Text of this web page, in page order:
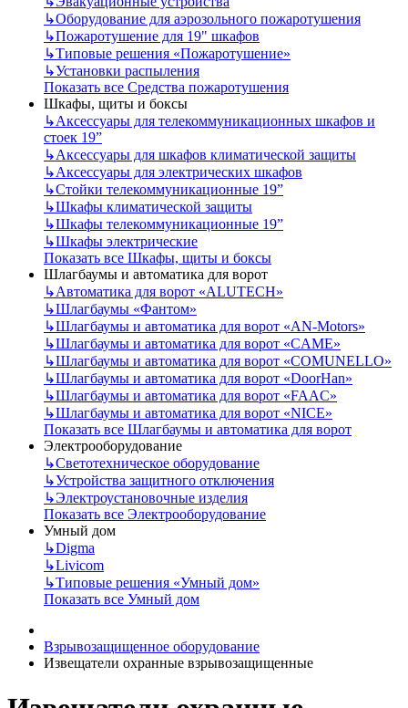
↳Оборудование для аэрозольного пожаротушения
↳Пожаротушение для 19" шкафов
↳Типовые решения «Пожаротушение»
↳Установки распыления
Показать все Средства пожаротушения
Шкафы, щиты и боксы
↳Аксессуары для телекоммуникационных шкафов и
стоек 19”
↳Аксессуары для шкафов климатической защиты
↳Аксессуары для электрических шкафов
↳Стойки телекоммуникационные 19”
↳Шкафы климатической защиты
↳Шкафы телекоммуникационные 19”
↳Шкафы электрические
Показать все Шкафы, щиты и боксы
Шлагбаумы и автоматика для ворот
↳Автоматика для ворот «ALUTECH»
↳Шлагбаумы «Фантом»
↳Шлагбаумы и автоматика для ворот «AN-Motors»
↳Шлагбаумы и автоматика для ворот «CAME»
↳Шлагбаумы и автоматика для ворот «COMUNELLO»
↳Шлагбаумы и автоматика для ворот «DoorHan»
↳Шлагбаумы и автоматика для ворот «FAAC»
↳Шлагбаумы и автоматика для ворот «NICE»
Показать все Шлагбаумы и автоматика для ворот
Электрооборудование
↳Светотехническое оборудование
↳Устройства защитного отключения
↳Электроустановочные изделия
Показать все Электрооборудование
Умный дом
↳Digma
↳Livicom
↳Типовые решения «Умный дом»
Показать все Умный дом
Взрывозащищенное оборудование
Извещатели охранные взрывозащищенные